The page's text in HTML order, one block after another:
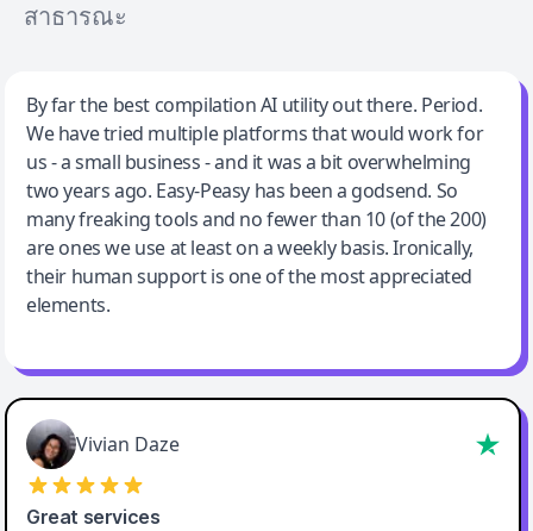
สาธารณะ
Jeff Wilson
By far the best compilation AI utility
By far the best compilation AI utility out there. Period.
We have tried multiple platforms that would work for
us - a small business - and it was a bit overwhelming
two years ago. Easy-Peasy has been a godsend. So
many freaking tools and no fewer than 10 (of the 200)
are ones we use at least on a weekly basis. Ironically,
their human support is one of the most appreciated
elements.
Vivian Daze
Great services